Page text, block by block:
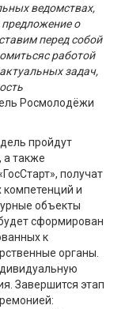
ведомствах,
о
перед собой
с работой
задач,
Росмолодёжи
пройдут
а также
получат
и
объекты
сформирован
к
органы.
Завершится этап